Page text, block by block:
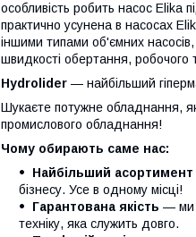
особливість робить насос Elika
практично усунена в насосах
іншими типами об'ємних
швидкості обертання, робочого
Hydrolider — найбільший
Шукаєте потужне обладнання,
промислового обладнання!
Чому обирають саме нас:
Найбільший асортимент
бізнесу. Усе в одному місці!
Гарантована якість — ми
техніку, яка служить довго.